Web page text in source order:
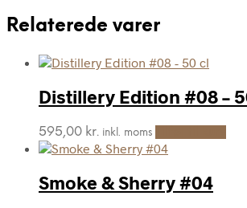
Relaterede varer
Distillery Edition #08 –
595,00 kr. inkl. moms
Smoke & Sherry #04